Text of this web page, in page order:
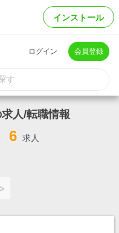
インストール
ログイン 会員登録
す
人/転職情報
6 求人